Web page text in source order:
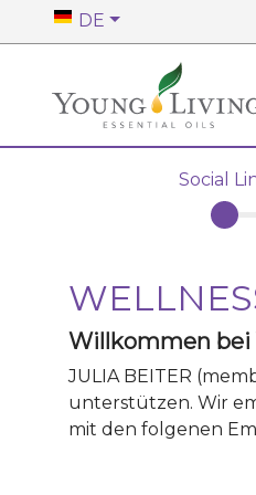
DE
Social
Willkommen bei
JULIA BEITER
unterstützen. Wir
mit den folgenen